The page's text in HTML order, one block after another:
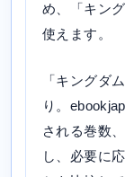
め、「キン
使えます。
「キングダ
り。
される巻数
し、必要に